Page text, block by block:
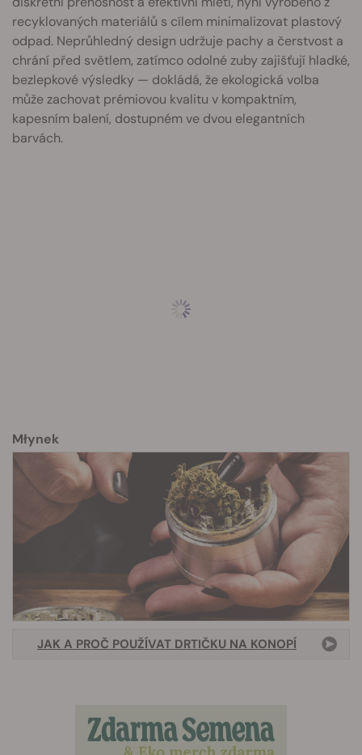
recyklovaných materiálů s cílem minimalizovat plastový
odpad. Neprůhledný design udržuje pachy a čerstvost a
chrání před světlem, zatímco odolné zuby zajišťují hladké,
bezlepkové výsledky — dokládá, že ekologická volba
může zachovat prémiovou kvalitu v kompaktním,
kapesním balení, dostupném ve dvou elegantních
barvách.
Młynek
JAK A PROČ POUŽÍVAT DRTIČKU NA KONOPÍ